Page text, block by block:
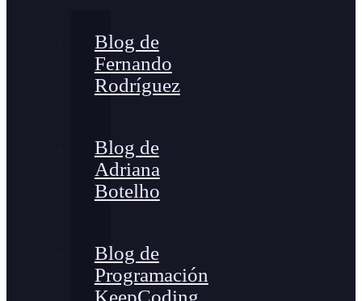
Blog de
Fernando
Rodríguez
Blog de
Adriana
Botelho
Blog de
Programación
KeepCoding